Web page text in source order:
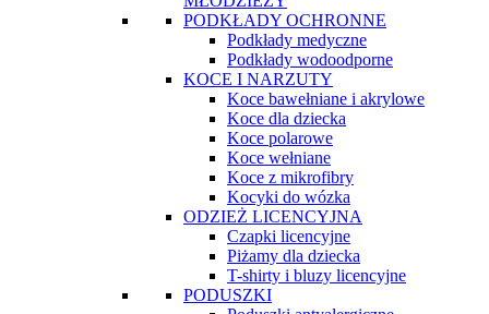
PODKŁADY OCHRONNE
Podkłady medyczne
Podkłady wodoodporne
KOCE I NARZUTY
Koce bawełniane i akrylowe
Koce dla dziecka
Koce polarowe
Koce wełniane
Koce z mikrofibry
Kocyki do wózka
ODZIEŻ LICENCYJNA
Czapki licencyjne
Piżamy dla dziecka
T-shirty i bluzy licencyjne
PODUSZKI